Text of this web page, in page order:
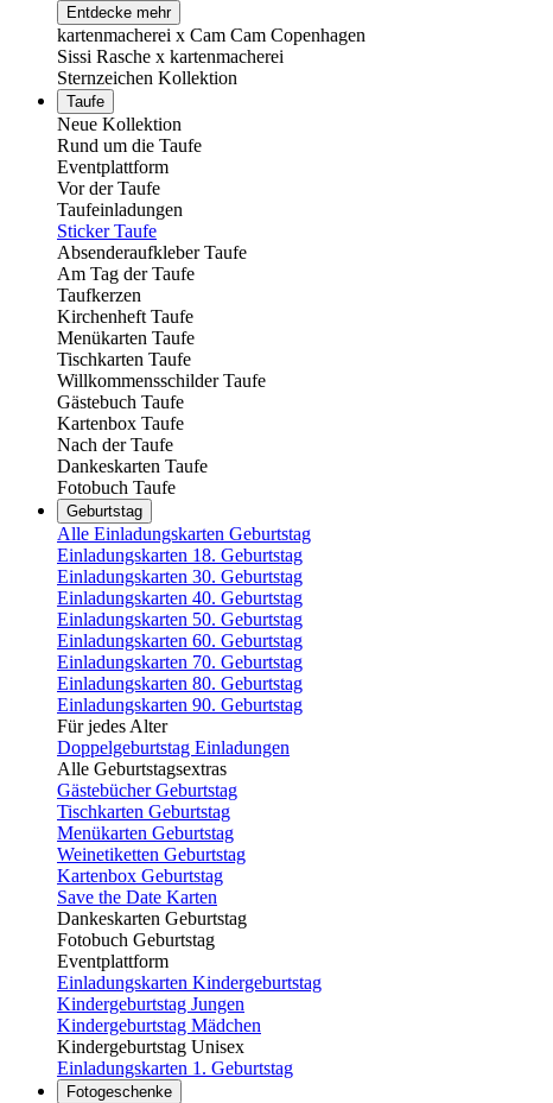
Entdecke mehr
kartenmacherei x Cam Cam Copenhagen
Sissi Rasche x kartenmacherei
Sternzeichen Kollektion
Taufe
Neue Kollektion
Rund um die Taufe
Eventplattform
Vor der Taufe
Taufeinladungen
Sticker Taufe
Absenderaufkleber Taufe
Am Tag der Taufe
Taufkerzen
Kirchenheft Taufe
Menükarten Taufe
Tischkarten Taufe
Willkommensschilder Taufe
Gästebuch Taufe
Kartenbox Taufe
Nach der Taufe
Dankeskarten Taufe
Fotobuch Taufe
Geburtstag
Alle Einladungskarten Geburtstag
Einladungskarten 18. Geburtstag
Einladungskarten 30. Geburtstag
Einladungskarten 40. Geburtstag
Einladungskarten 50. Geburtstag
Einladungskarten 60. Geburtstag
Einladungskarten 70. Geburtstag
Einladungskarten 80. Geburtstag
Einladungskarten 90. Geburtstag
Für jedes Alter
Doppelgeburtstag Einladungen
Alle Geburtstagsextras
Gästebücher Geburtstag
Tischkarten Geburtstag
Menükarten Geburtstag
Weinetiketten Geburtstag
Kartenbox Geburtstag
Save the Date Karten
Dankeskarten Geburtstag
Fotobuch Geburtstag
Eventplattform
Einladungskarten Kindergeburtstag
Kindergeburtstag Jungen
Kindergeburtstag Mädchen
Kindergeburtstag Unisex
Einladungskarten 1. Geburtstag
Fotogeschenke